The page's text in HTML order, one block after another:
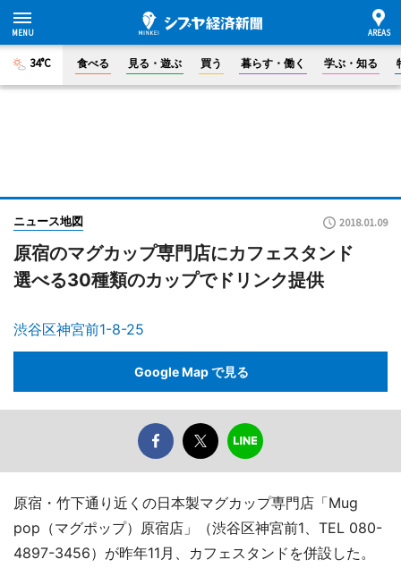
34°C 食べる 見る・遊ぶ 買う 暮らす・働く 学ぶ・知る
ニュース地図 2018.01.09
原宿のマグカップ専門店にカフェスタンド
選べる30種類のカップでドリンク提供
渋谷区神宮前1-8-25
Google Map で見る
原宿・竹下通り近くの日本製マグカップ専門店「Mug
pop（マグポップ）原宿店」（渋谷区神宮前1、TEL 080-
4897-3456）が昨年11月、カフェスタンドを併設した。